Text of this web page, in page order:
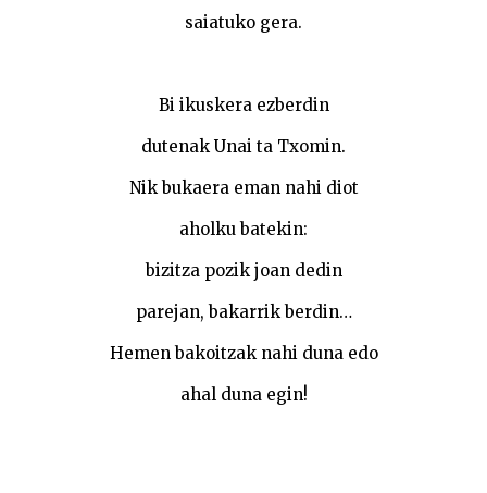
saiatuko gera.
Bi ikuskera ezberdin
dutenak Unai ta Txomin.
Nik bukaera eman nahi diot
aholku batekin:
bizitza pozik joan dedin
parejan, bakarrik berdin…
Hemen bakoitzak nahi duna edo
ahal duna egin!